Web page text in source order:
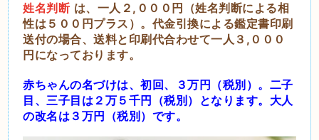
姓名判断 は、一人２,０００円（姓名判断による相
性は５００円プラス）。代金引換による鑑定書印刷
送付の場合、送料と印刷代合わせて一人３,０００
円になっております。
赤ちゃんの名づけは、初回、３万円（税別）。二子
目、三子目は２万５千円（税別）となります。大人
の改名は３万円（税別）です。